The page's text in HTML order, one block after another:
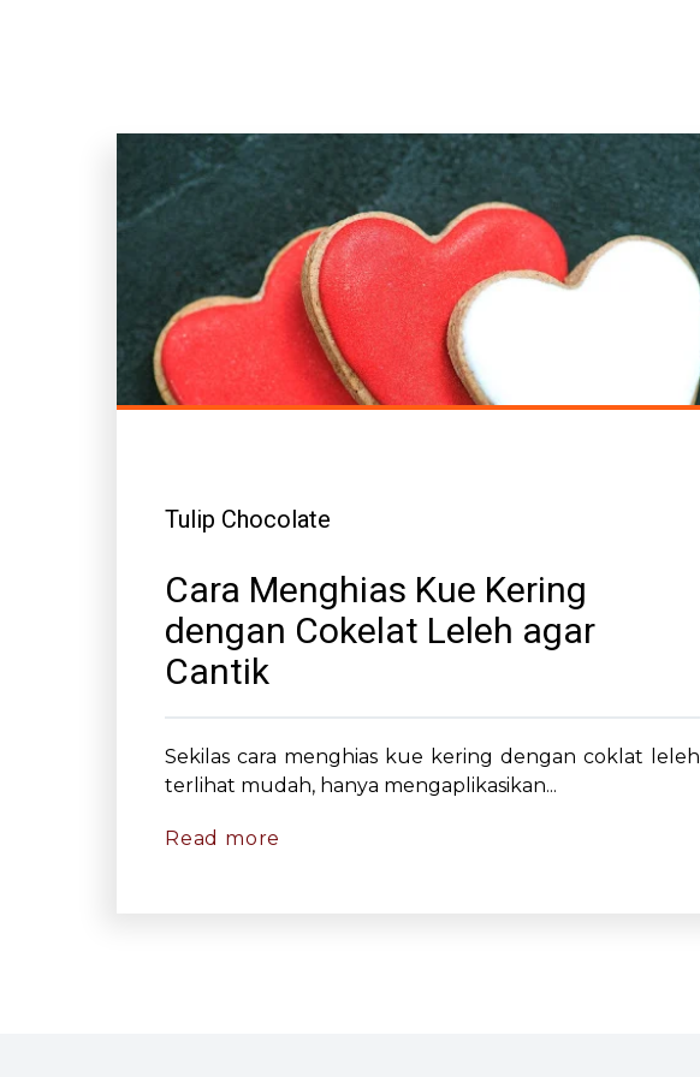
Tulip Chocolate
Cara Menghias Kue Kering
dengan Cokelat Leleh agar
Cantik
Sekilas cara menghias kue kering dengan coklat leleh
terlihat mudah, hanya mengaplikasikan...
Read more